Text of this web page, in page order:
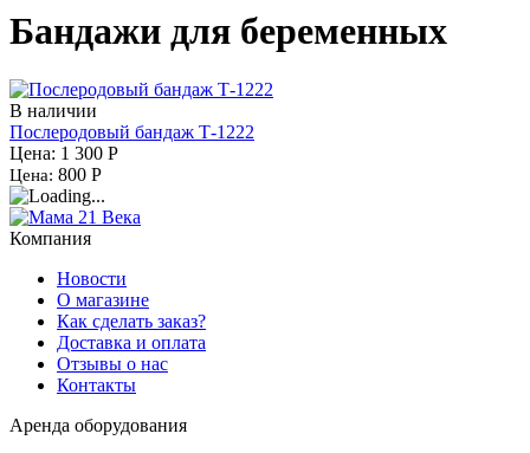
Бандажи для беременных
В наличии
Послеродовый бандаж Т-1222
Цена: 1 300 Р
Цена: 800 Р
Компания
Новости
О магазине
Как сделать заказ?
Доставка и оплата
Отзывы о нас
Контакты
Аренда оборудования